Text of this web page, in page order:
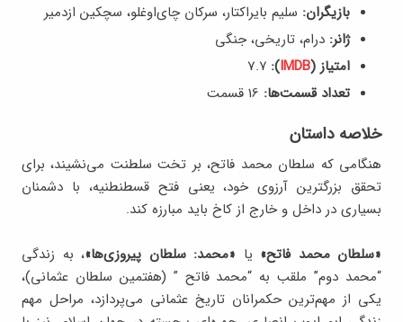
بازیگران: سلیم بایراکتار، سرکان چای‌اوغلو، سچکین ازدمیر
ژانر: درام، تاریخی، جنگی
امتیاز (IMDB
):
تعداد قسمت‌ها:
خلاصه داستان
هنگامی که سلطان محمد فاتح، بر تخت سلطنت می‌نشیند، برای
تحقق بزرگترین آرزوی خود، یعنی فتح قسطنطنیه، با دشمنان
بسیاری در داخل و خارج از کاخ باید مبارزه کند.
«سلطان محمد فاتح» یا «محمد: سلطان پیروزی‌ها»، به زندگی
“محمد دوم” ملقب به “محمد فاتح ” (هفتمین سلطان عثمانی)،
یکی از مهم‌ترین حکمرانان تاریخ عثمانی می‌پردازد، مراحل مهم